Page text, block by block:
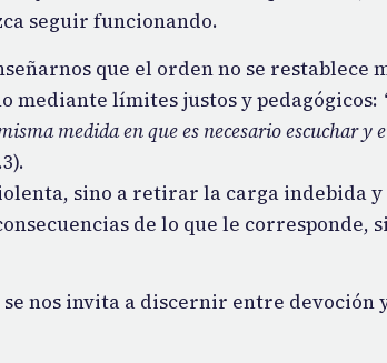
seguir funcionando.
que el orden no se restablece
mediante límites justos y pedagógicos:
medida en que es necesario escuchar y
sino a retirar la carga indebida
de lo que le corresponde,
nos invita a discernir entre devoción